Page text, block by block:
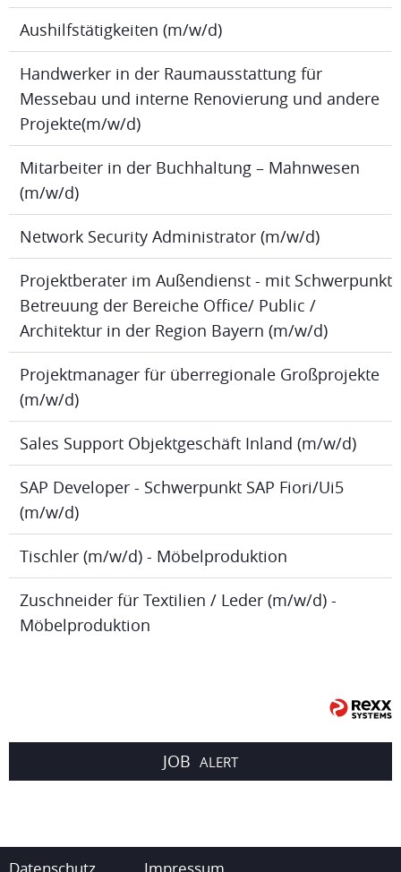
Aushilfstätigkeiten (m/w/d)
Handwerker in der Raumausstattung für
Messebau und interne Renovierung und andere
Projekte(m/w/d)
Mitarbeiter in der Buchhaltung – Mahnwesen
(m/w/d)
Network Security Administrator (m/w/d)
Projektberater im Außendienst - mit Schwerpunkt
Betreuung der Bereiche Office/ Public /
Architektur in der Region Bayern (m/w/d)
Projektmanager für überregionale Großprojekte
(m/w/d)
Sales Support Objektgeschäft Inland (m/w/d)
SAP Developer - Schwerpunkt SAP Fiori/Ui5
(m/w/d)
Tischler (m/w/d) - Möbelproduktion
Zuschneider für Textilien / Leder (m/w/d) -
Möbelproduktion
JOB ALERT